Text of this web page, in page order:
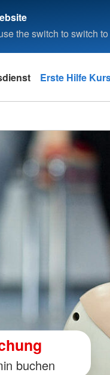
the switch to switch
Erste Hilfe
buchen